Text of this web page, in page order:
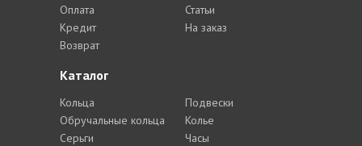
Каталог
Кольца
Обручальные кольца
Серьги
Подвески
Колье
Часы
Оплата
Кредит
Возврат
Статьи
На заказ